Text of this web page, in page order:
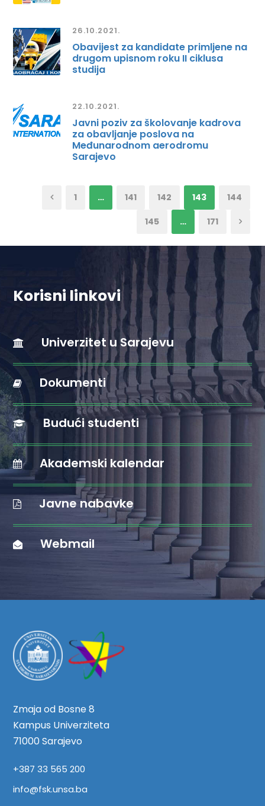
26.10.2021.
Obavijest za kandidate primljene na
drugom upisnom roku II ciklusa
studija
22.10.2021.
Javni poziv za školovanje kadrova
za obavljanje poslova na
Međunarodnom aerodromu
Sarajevo
1 … 141 142 143 144
145 … 171
Korisni linkovi
Univerzitet u Sarajevu
Dokumenti
Budući studenti
Akademski kalendar
Javne nabavke
Webmail
Zmaja od Bosne 8
Kampus Univerziteta
71000 Sarajevo
+387 33 565 200
info@fsk.unsa.ba